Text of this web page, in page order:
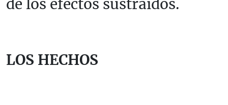
de los efectos sustraídos.
LOS HECHOS